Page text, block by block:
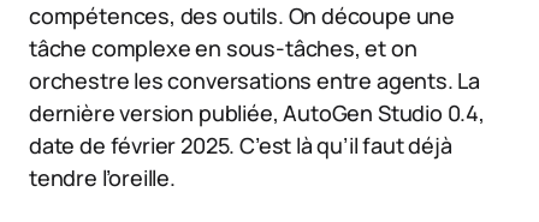
compétences, des outils. On découpe une
tâche complexe en sous-tâches, et on
orchestre les conversations entre agents. La
dernière version publiée, AutoGen Studio 0.4,
date de février 2025. C’est là qu’il faut déjà
tendre l’oreille.